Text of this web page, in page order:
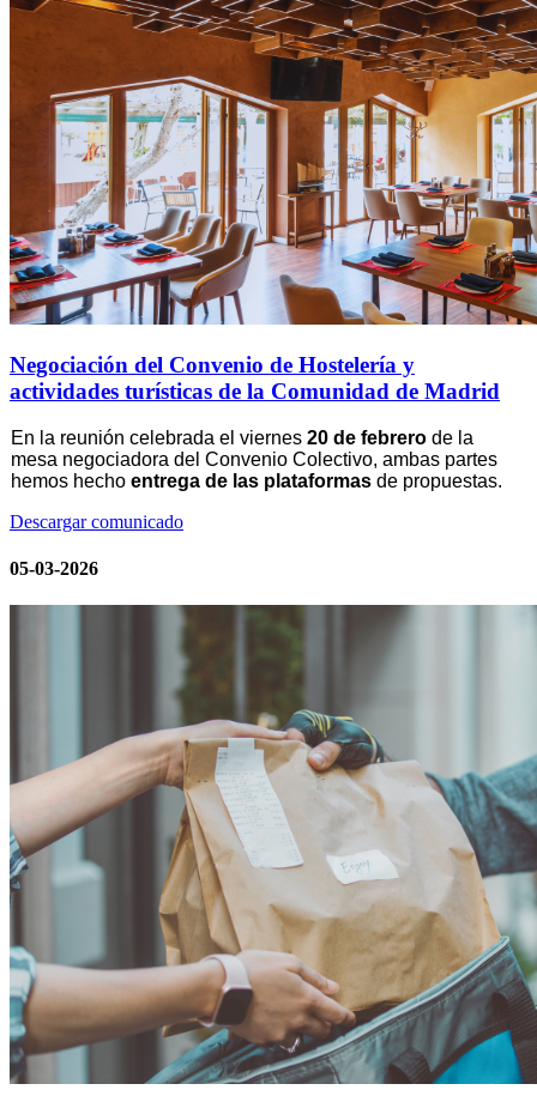
Negociación del Convenio de Hostelería y
actividades turísticas de la Comunidad de Madrid
En la reunión celebrada el viernes20 de febrerode la
mesa negociadora del Convenio Colectivo, ambas partes
hemos hechoentrega de las plataformasde propuestas.
Descargar comunicado
05-03-2026